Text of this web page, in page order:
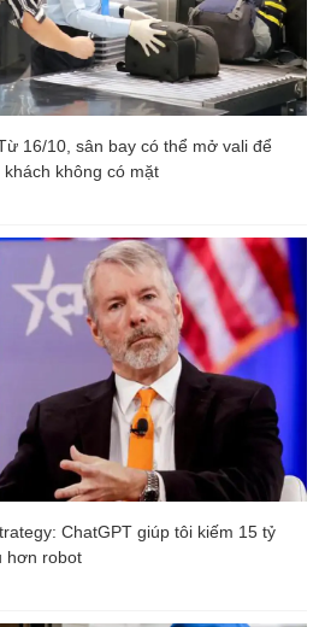
16/10, sân bay có thể mở vali để
không có mặt
ChatGPT giúp tôi kiếm 15 tỷ
hơn robot